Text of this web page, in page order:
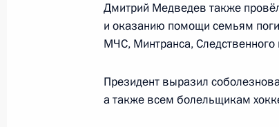
8 сентября 2011 года, 15:00
Встреча с генеральным
8 сентября 2011 года, 13:30
Дмитрий Медведев также
и оказанию помощи семьям
МЧС, Минтранса,
Президент выразил
а также всем болельщикам